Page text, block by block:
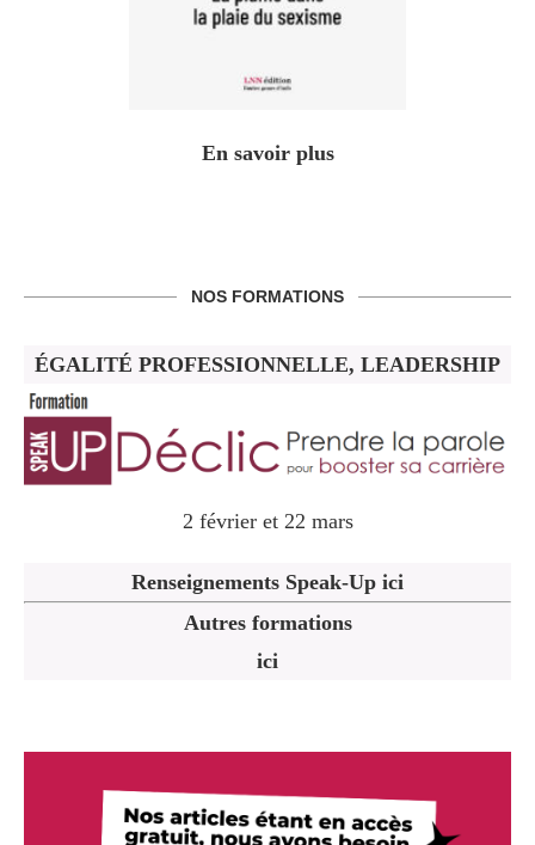
En savoir plus
NOS FORMATIONS
ÉGALITÉ PROFESSIONNELLE, LEADERSHIP
2 février et 22 mars
Renseignements Speak-Up ici
Autres formations
ici